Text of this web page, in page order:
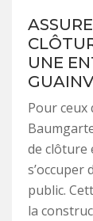
UNE
Pour ceux
de clôture
s’occuper
public.
la